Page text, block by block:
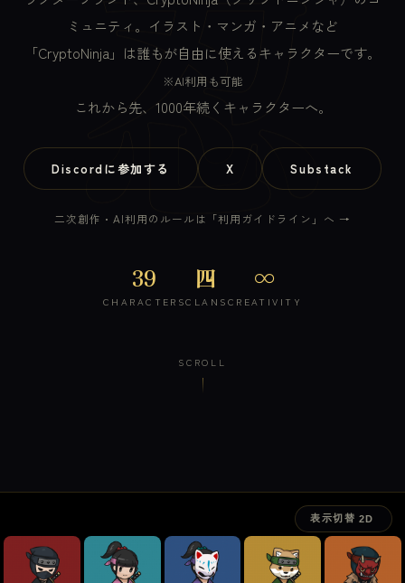
忍
ミュニティ。イラスト・マンガ・アニメなど
「CryptoNinja」は誰もが自由に使えるキャラクターです。
※AI利用も可能
これから先、1000年続くキャラクターへ。
Discordに参加する X Substack
二次創作・AI利用のルールは「利用ガイドライン」へ →
39
CHARACTERS
四
CLANS
∞
CREATIVITY
SCROLL
表示切替 2D